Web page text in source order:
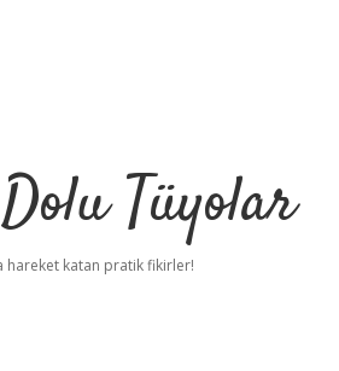
Tüyolar
hareket katan pratik fikirler!